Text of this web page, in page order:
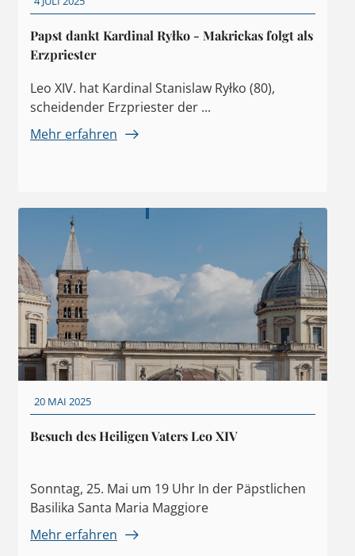
Papst dankt Kardinal Ryłko - Makrickas folgt als
Erzpriester
Leo XIV. hat Kardinal Stanislaw Ryłko (80),
scheidender Erzpriester der ...
Mehr erfahren
20 MAI 2025
Besuch des Heiligen Vaters Leo XIV
Sonntag, 25. Mai um 19 Uhr In der Päpstlichen
Basilika Santa Maria Maggiore
Mehr erfahren